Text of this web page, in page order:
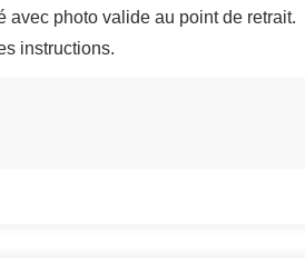
avec photo valide au point de retrait.
instructions.